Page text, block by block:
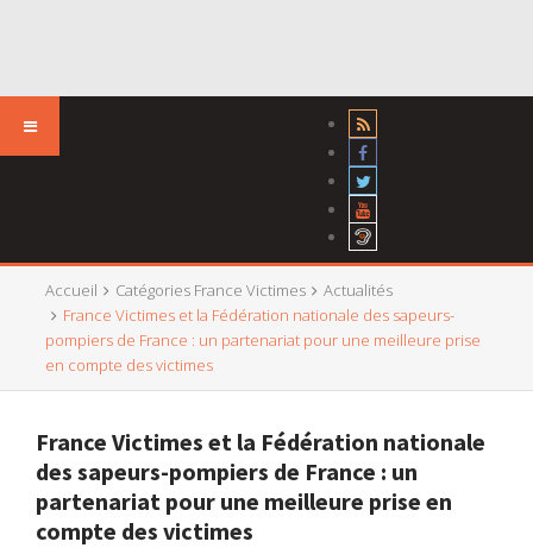
Accueil Catégories France Victimes
Actualités
France Victimes et la Fédération nationale des sapeurs-
pompiers de France : un partenariat pour une meilleure prise
en compte des victimes
France Victimes et la Fédération nationale
des sapeurs-pompiers de France : un
partenariat pour une meilleure prise en
compte des victimes